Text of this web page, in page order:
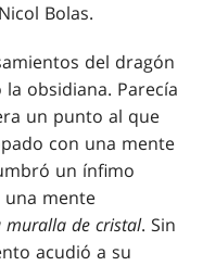
Bolas.
del dragón
obsidiana. Parecía
un punto al que
con una mente
un ínfimo
mente
muralla de cristal. Sin
acudió a su